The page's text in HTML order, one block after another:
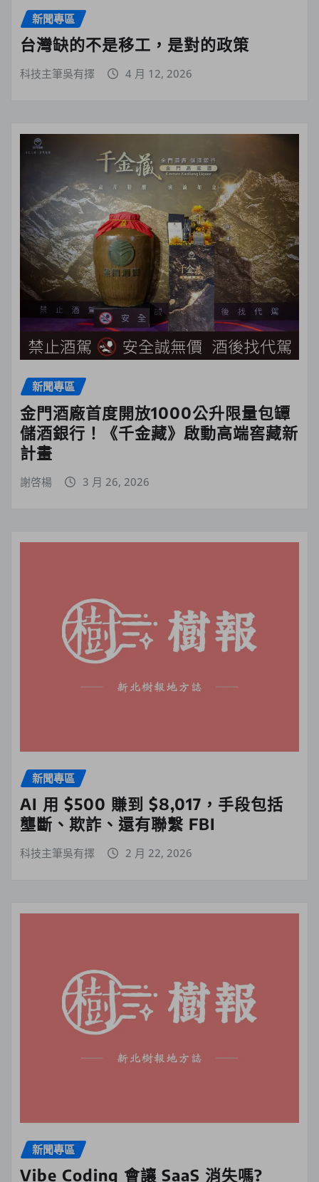
新聞專區
台灣缺的不是移工，是對的政策
科技主筆吳有擇 4 月 12, 2026
新聞專區
金門酒廠首度開放1000公升限量包罈
儲酒銀行！《千金藏》啟動高端窖藏新
計畫
謝啓楊 3 月 26, 2026
新聞專區
AI 用 $500 賺到 $8,017，手段包括
壟斷、欺詐、還有聯繫 FBI
科技主筆吳有擇 2 月 22, 2026
新聞專區
Vibe Coding 會讓 SaaS 消失嗎?